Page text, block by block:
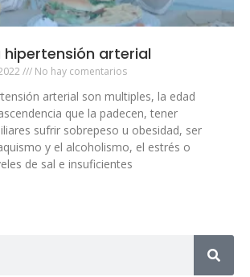
hipertensión arterial
No hay comentarios
arterial son multiples, la edad
que la padecen, tener
sufrir sobrepeso u obesidad, ser
y el alcoholismo, el estrés o
de sal e insuficientes